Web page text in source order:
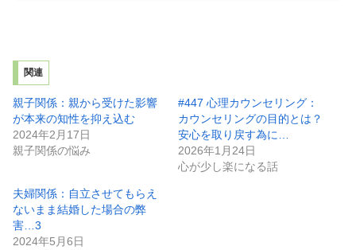
関連
親子関係：親から受けた影響
が本来の知性を抑え込む
2024年2月17日
親子関係の悩み
#447 心理カウンセリング：
カウンセリングの目的とは？
安心を取り戻す為に…
2026年1月24日
心が少し楽になる話
夫婦関係：自立させてもらえ
ないまま結婚した場合の弊
害…3
2024年5月6日